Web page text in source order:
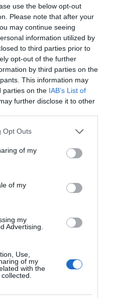
use the below opt-out
Please note that after your
may continue seeing
information utilized by
to third parties prior to
opt-out of the further
by third parties on the
This information may
parties on the IAB’s List of
further disclose it to other
uses one or more Google
behaviour. You may click to
and its third-party tags to
purposes in below Google
Opt Outs
of my
of my
my
Advertising.
Use,
of my
with the
Ο καιρός των
επομένων ημερών:
Κανονικός Αύγουστος
με δυνατούς βοριάδες
και σταδιακή άνοδο
της θερμοκρασίας